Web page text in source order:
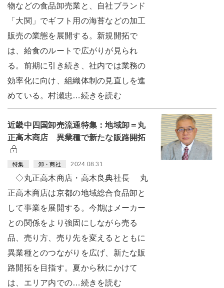
物などの食品卸売業と、自社ブランド
「大関」でギフト用の海苔などの加工
販売の業態を展開する。新規開拓で
は、給食のルートで広がりが見られ
る。前期に引き続き、社内では業務の
効率化に向け、組織体制の見直しを進
めている。村瀬忠…続きを読む
近畿中四国卸売流通特集：地域卸＝丸
正高木商店 異業種で新たな販路開拓
特集 卸・商社 2024.08.31
◇丸正高木商店・高木良典社長 丸
正高木商店は京都の地域総合食品卸と
して事業を展開する。今期はメーカー
との関係をより強固にしながら売る
品、売り方、売り先を変えるとともに
異業種とのつながりを広げ、新たな販
路開拓を目指す。夏から秋にかけて
は、エリア内での…続きを読む